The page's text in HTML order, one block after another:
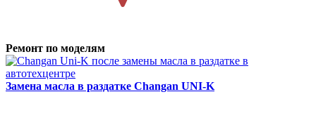
Ремонт по моделям
Замена масла в раздатке Changan UNI-K